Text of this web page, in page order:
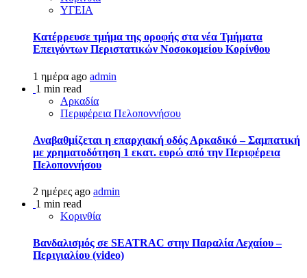
ΥΓΕΙΑ
Kατέρρευσε τμήμα της οροφής στα νέα Τμήματα
Επειγόντων Περιστατικών Νοσοκομείου Κορίνθου
1 ημέρα ago admin
1 min read
Αρκαδία
Περιφέρεια Πελοποννήσου
Αναβαθμίζεται η επαρχιακή οδός Αρκαδικό – Σαμπατική
με χρηματοδότηση 1 εκατ. ευρώ από την Περιφέρεια
Πελοποννήσου
2 ημέρες ago admin
1 min read
Κορινθία
Βανδαλισμός σε SEATRAC στην Παραλία Λεχαίου –
Περιγιαλίου (video)